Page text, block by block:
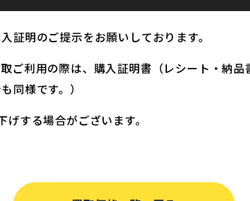
証明のご提示をお願いしております。
ご利用の際は、購入証明書（レシート・納
同様です。）
する場合がございます。